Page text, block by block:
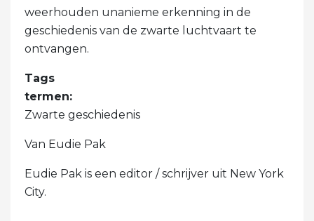
weerhouden unanieme erkenning in de
geschiedenis van de zwarte luchtvaart te
ontvangen.
Tags
termen:
Zwarte geschiedenis
Van Eudie Pak
Eudie Pak is een editor / schrijver uit New York
City.